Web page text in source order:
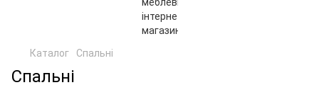
Каталог Спальні
Спальні